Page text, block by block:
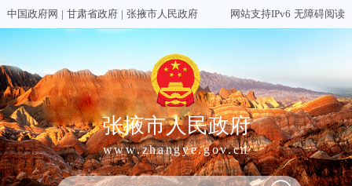
中国政府网 | 甘肃省政府 | 张掖市人民政府 网站支持IPv6 无障碍阅读
张掖市人民政府
www.zhangye.gov.cn